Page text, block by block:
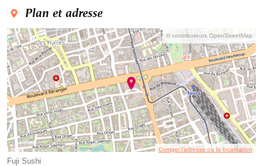
Plan et adresse
© contributeurs OpenStreetMap
Corriger l’adresse ou la localisation
Fuji Sushi